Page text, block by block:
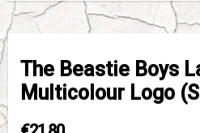
The Beastie Boys
Multicolour Logo